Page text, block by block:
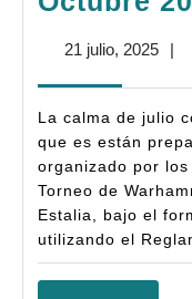
21 julio, 202521|
La calma de julio
que es están
organizado por
Torneo de
Estalia, bajo el
utilizando el